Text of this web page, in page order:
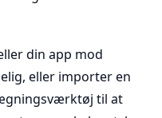
din app mod
eller importer en
til at